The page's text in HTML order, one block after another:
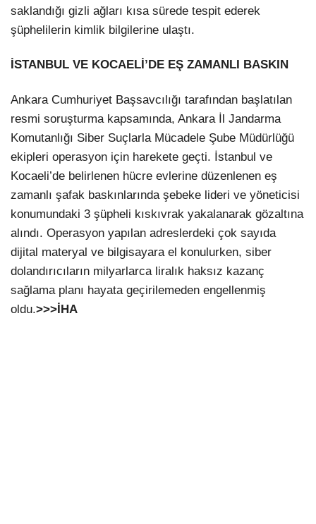
saklandığı gizli ağları kısa sürede tespit ederek
şüphelilerin kimlik bilgilerine ulaştı.
İSTANBUL VE KOCAELİ’DE EŞ ZAMANLI BASKIN
Ankara Cumhuriyet Başsavcılığı tarafından başlatılan
resmi soruşturma kapsamında, Ankara İl Jandarma
Komutanlığı Siber Suçlarla Mücadele Şube Müdürlüğü
ekipleri operasyon için harekete geçti. İstanbul ve
Kocaeli’de belirlenen hücre evlerine düzenlenen eş
zamanlı şafak baskınlarında şebeke lideri ve yöneticisi
konumundaki 3 şüpheli kıskıvrak yakalanarak gözaltına
alındı. Operasyon yapılan adreslerdeki çok sayıda
dijital materyal ve bilgisayara el konulurken, siber
dolandırıcıların milyarlarca liralık haksız kazanç
sağlama planı hayata geçirilemeden engellenmiş
oldu.>>>İHA